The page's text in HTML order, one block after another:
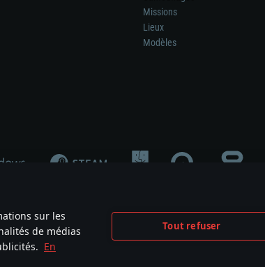
sur les
de médias
En
Tout refuser
Missions
Lieux
Modèles
pas la participation au développement du jeu, le sponsoring
are the property of their respective owners.